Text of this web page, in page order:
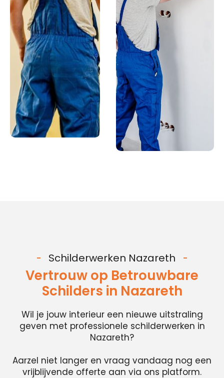
Schilderwerken Nazareth
Vertrouw op Betrouwbare
Schilders in Nazareth
Wil je jouw interieur een nieuwe uitstraling
geven met professionele schilderwerken in
Nazareth?
Aarzel niet langer en vraag vandaag nog een
vrijblijvende offerte aan via ons platform.